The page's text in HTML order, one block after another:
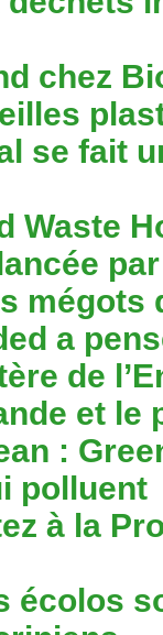
chez
se fait
Waste
mégots
a
de
et le
:
polluent
à la
écolos